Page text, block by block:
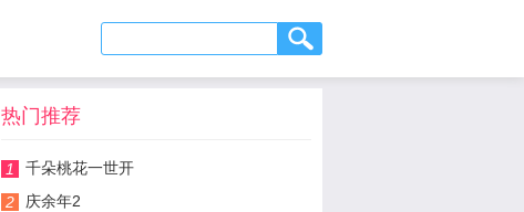
热门推荐
1
千朵桃花一世开
2
庆余年2